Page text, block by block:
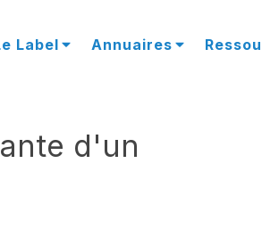
Label Annuaires
d'un